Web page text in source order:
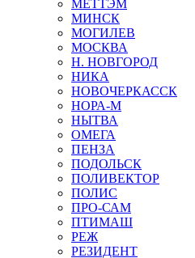
МЕТТЭМ
МИНСК
МОГИЛЕВ
МОСКВА
Н. НОВГОРОД
НИКА
НОВОЧЕРКАССК
НОРА-М
НЫТВА
ОМЕГА
ПЕНЗА
ПОДОЛЬСК
ПОЛИВЕКТОР
ПОЛИС
ПРО-САМ
ПТИМАШ
РЕЖ
РЕЗИДЕНТ